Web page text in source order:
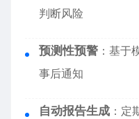
判断风险
预测性预警 ：基于
事后通知
自动报告生成 ：定